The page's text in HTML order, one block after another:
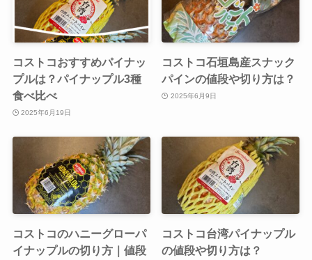
コストコおすすめパイナッ
プルは？パイナップル3種
食べ比べ
2025年6月19日
コストコ石垣島産スナック
パインの値段や切り方は？
2025年6月9日
コストコのハニーグローパ
イナップルの切り方｜値段
コストコ台湾パイナップル
の値段や切り方は？